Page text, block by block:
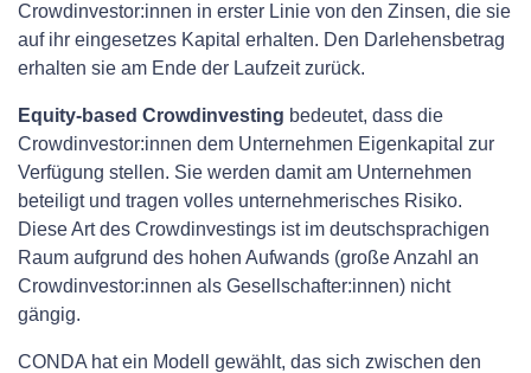
Crowdinvestor:innen in erster Linie von den Zinsen, die sie
auf ihr eingesetzes Kapital erhalten. Den Darlehensbetrag
erhalten sie am Ende der Laufzeit zurück.
Equity-based Crowdinvesting bedeutet, dass die
Crowdinvestor:innen dem Unternehmen Eigenkapital zur
Verfügung stellen. Sie werden damit am Unternehmen
beteiligt und tragen volles unternehmerisches Risiko.
Diese Art des Crowdinvestings ist im deutschsprachigen
Raum aufgrund des hohen Aufwands (große Anzahl an
Crowdinvestor:innen als Gesellschafter:innen) nicht
gängig.
CONDA hat ein Modell gewählt, das sich zwischen den